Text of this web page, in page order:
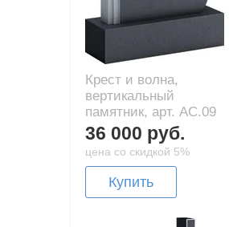
Крест и волна,
вертикальный
памятник, арт. AC.09
36 000 руб.
цена со скидкой 5%
Купить